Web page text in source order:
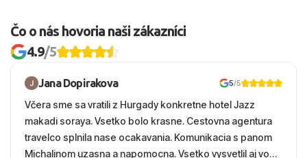
Čo o nás hovoria naši zákazníci
4.9/5
Jana Dopirakova 5/5
Včera sme sa vratili z Hurgady konkretne hotel Jazz
makadi soraya. Vsetko bolo krasne. Cestovna agentura
travelco splnila nase ocakavania. Komunikacia s panom
Michalinom uzasna a napomocna. Vsetko vysvetlil aj vo